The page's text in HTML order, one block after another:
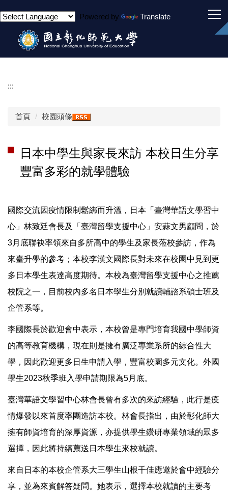
到
Powered by Translate
:::
首頁 校園頭條
日本中學生與家長來訪 本校日生分享
豐富多彩的就學體驗
國際交流因疫情限制鬆綁而升溫，日本「臺灣華語文學習中
心」林致廷會長及「臺灣留學支援中心」安蒜文男顧問，於
3月底聯袂率領來自多所高中的學生及家長蒞校參訪，作為
來臺升學的參考；本校李漢文國際長對未來在校園中見到更
多日本學生表達高度期待。本校為臺灣留學支援中心之推薦
校院之一，目前校內多名日本學生分別就讀輔諮系碩士班及
企管系等。
李國際長於歡迎會中表示，本校曾是專門培育我國中學師資
的高等教育機構，現在則是擁有廣泛專業系所的綜合性大
學，因此歡迎更多日生申請入學，豐富校園多元文化。外國
學生2023秋季班入學申請期限為5月底。
臺灣華語文學習中心林會長曾有多次的來訪經驗，此行是疫
情爆發以來首度率團造訪本校。林會長指出，由於彰化師大
擁有師資培育的深厚資源，亦提供學生鑽研專業領域的眾多
選擇，因此將持續薦送日本學生來校就讀。
來自日本的本校企管系大三學生山根千佳應邀於會中經驗分
享，並為來賓解答疑問。她表示，選擇本校就讀的主要考